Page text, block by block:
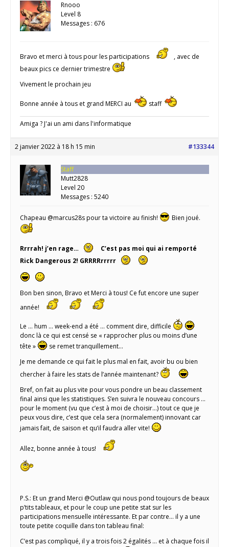
Rnooo
Level 8
Messages : 676
Bravo et merci à tous pour les participations
, avec de
beaux pics ce dernier trimestre
Vivement le prochain jeu
Bonne année à tous et grand MERCI au staff
Amiga ? J'ai un ami dans l'informatique
2 janvier 2022 à 18 h 15 min #133344
Staff
Mutt2828
Level 20
Messages : 5240
Chapeau @marcus28s pour ta victoire au finish! Bien joué.
Rrrrah! j’en rage…
C’est pas moi qui ai remporté
Rick Dangerous 2! GRRRRrrrrr
Bon ben sinon, Bravo et Merci à tous! Ce fut encore une super
année!
Le … hum … week-end a été … comment dire, difficile
donc là ce qui est censé se « rapprocher plus ou moins d’une
tête »
se remet tranquillement…
Je me demande ce qui fait le plus mal en fait, avoir bu ou bien
chercher à faire les stats de l’année maintenant?
Bref, on fait au plus vite pour vous pondre un beau classement
final ainsi que les statistiques. S’en suivra le nouveau concours …
pour le moment (vu que c’est à moi de choisir…) tout ce que je
peux vous dire, c’est que cela sera (normalement) innovant car
jamais fait, de saison et qu’il faudra aller vite!
Allez, bonne année à tous!
P.S.: Et un grand Merci @Outlaw qui nous pond toujours de beaux
p’tits tableaux, et pour le coup une petite stat sur les
participations mensuelle intéressante. Et par contre… il y a une
toute petite coquille dans ton tableau final:
C’est pas compliqué, il y a trois fois 2 égalités … et à chaque fois il